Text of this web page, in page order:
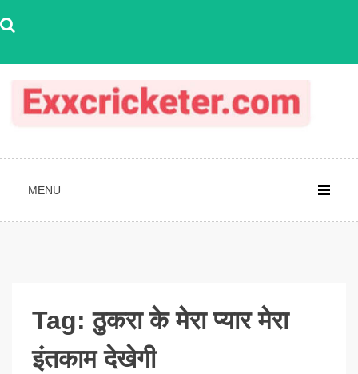
to
MENU
Tag:ठुकरा के मेरा प्यार मेरा
इंतकाम देखेगी